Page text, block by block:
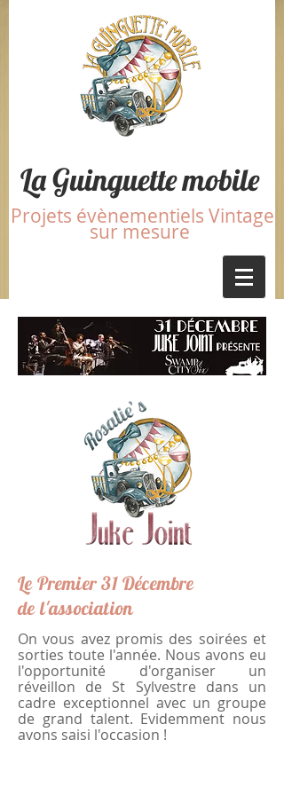
La Guinguette mobile
Projets évènementiels Vintage
sur mesure
Le Premier 31 Décembre
del'association
On vous avez promis des soirées et
sorties toute l'année. Nous avons eu
l'opportunité d'organiser un
réveillon de St Sylvestre dans un
cadre exceptionnel avec un groupe
de grand talent. Evidemment nous
avons saisi l'occasion !